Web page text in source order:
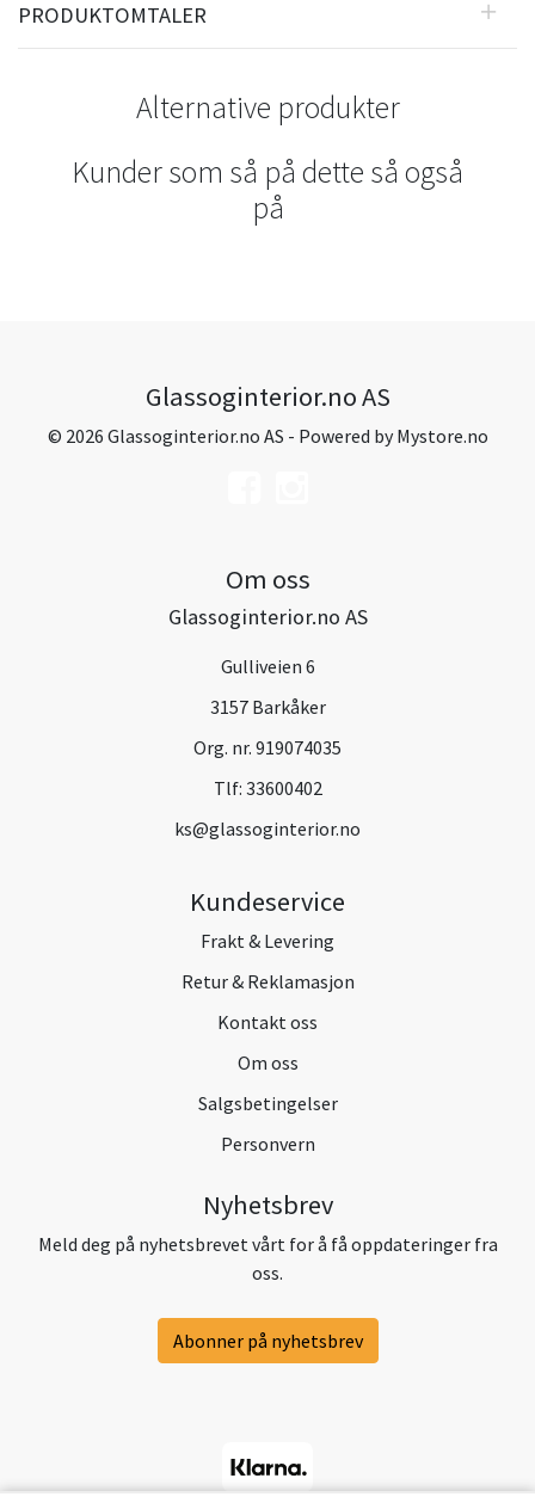
PRODUKTOMTALER
Alternative produkter
Kunder som så på dette så også
på
Glassoginterior.no AS
© 2026 Glassoginterior.no AS - Powered byMystore.no
Om oss
Glassoginterior.no AS
Gulliveien 6
3157 Barkåker
Org. nr. 919074035
Tlf: 33600402
ks@glassoginterior.no
Kundeservice
Frakt & Levering
Retur & Reklamasjon
Kontakt oss
Om oss
Salgsbetingelser
Personvern
Nyhetsbrev
Meld deg på nyhetsbrevet vårt for å få oppdateringer fra
oss.
Abonner på nyhetsbrev